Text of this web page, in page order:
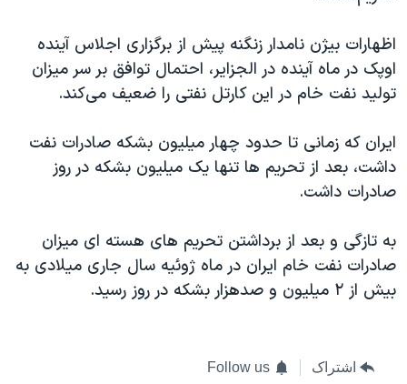
اظهارات بیژن نامدار زنگنه پیش از برگزاری اجلاس آینده
اوپک در ماه آینده در الجزایر، احتمال توافق بر سر میزان
تولید نفت خام در این کارتل نفتی را ضعیف می‌کند.
ایران که زمانی تا حدود چهار میلیون بشکه صادرات نفت
داشت، بعد از تحریم ها تنها یک میلیون بشکه در روز
صادرات داشت.
به تازگی و بعد از برداشتن تحریم های هسته ای میزان
صادرات نفت خام ایران در ماه ژوئیه سال جاری میلادی به
بیش از ۲ میلیون و صدهزار بشکه در روز رسید.
اشتراک Follow us